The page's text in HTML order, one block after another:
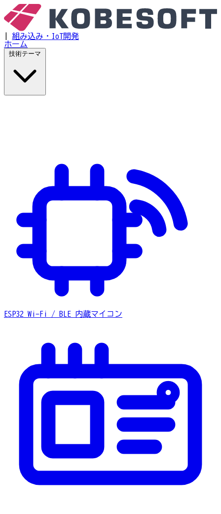
組み込み・IoT開発
ホーム
ESP32 Wi-Fi / BLE 内蔵マイコン